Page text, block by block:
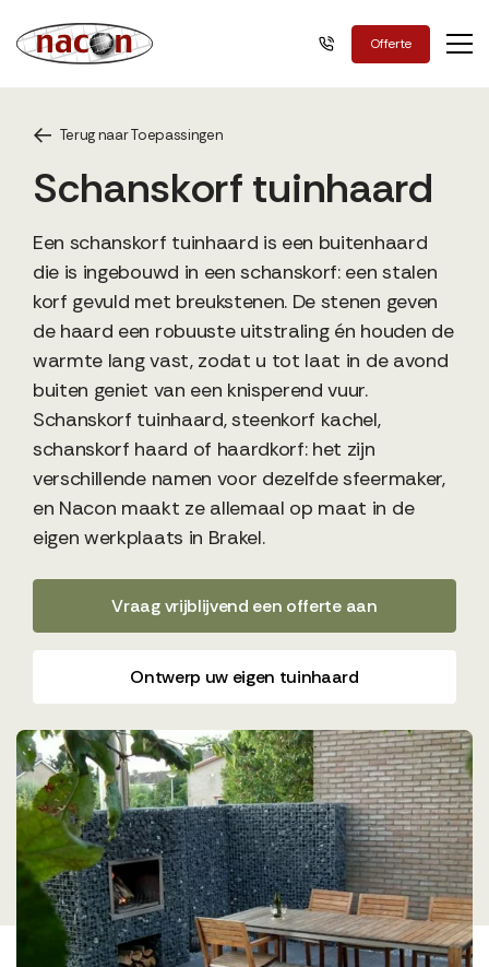
Offerte
Terug naar Toepassingen
Schanskorf tuinhaard
Een schanskorf tuinhaard is een buitenhaard
die is ingebouwd in een schanskorf: een stalen
korf gevuld met breukstenen. De stenen geven
de haard een robuuste uitstraling én houden de
warmte lang vast, zodat u tot laat in de avond
buiten geniet van een knisperend vuur.
Schanskorf tuinhaard, steenkorf kachel,
schanskorf haard of haardkorf: het zijn
verschillende namen voor dezelfde sfeermaker,
en Nacon maakt ze allemaal op maat in de
eigen werkplaats in Brakel.
Vraag vrijblijvend een offerte aan
Ontwerp uw eigen tuinhaard